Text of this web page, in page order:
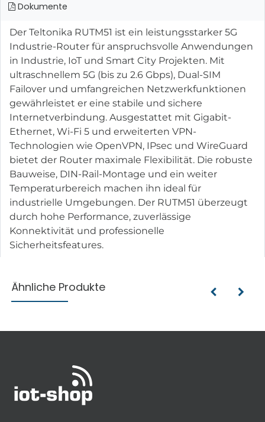
Dokumente
Der Teltonika RUTM51 ist ein leistungsstarker 5G
Industrie-Router für anspruchsvolle Anwendungen
in Industrie, IoT und Smart City Projekten. Mit
ultraschnellem 5G (bis zu 2.6 Gbps), Dual-SIM
Failover und umfangreichen Netzwerkfunktionen
gewährleistet er eine stabile und sichere
Internetverbindung. Ausgestattet mit Gigabit-
Ethernet, Wi-Fi 5 und erweiterten VPN-
Technologien wie OpenVPN, IPsec und WireGuard
bietet der Router maximale Flexibilität. Die robuste
Bauweise, DIN-Rail-Montage und ein weiter
Temperaturbereich machen ihn ideal für
industrielle Umgebungen. Der RUTM51 überzeugt
durch hohe Performance, zuverlässige
Konnektivität und professionelle
Sicherheitsfeatures.
Ähnliche Produkte